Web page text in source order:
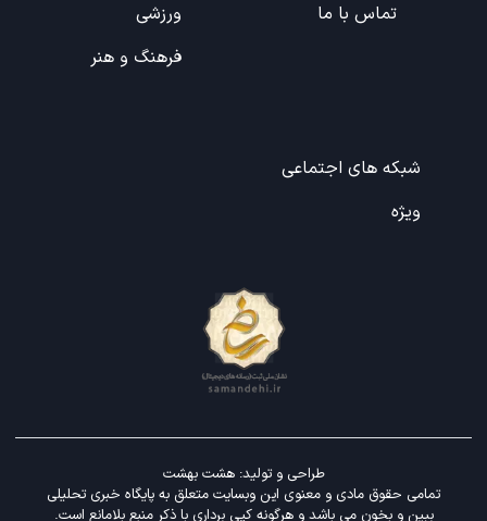
تماس با ما
ورزشی
فرهنگ و هنر
شبکه های اجتماعی
ویژه
تمامی حقوق مادی و معنوی این وبسایت متعلق به پایگاه خبری تحلیلی
ببین و بخون می باشد و هرگونه کپی برداری با ذکر منبع بلامانع است.
طراحی و تولید:هشت بهشت